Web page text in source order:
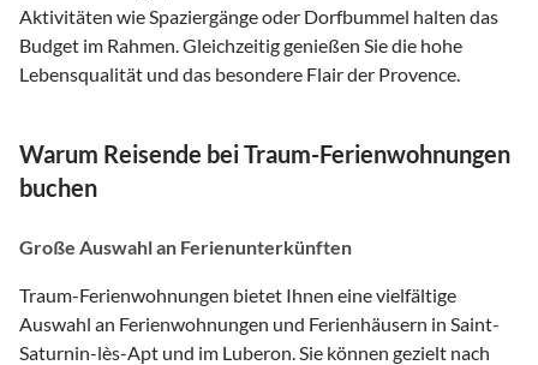
Aktivitäten wie Spaziergänge oder Dorfbummel halten das
Budget im Rahmen. Gleichzeitig genießen Sie die hohe
Lebensqualität und das besondere Flair der Provence.
Warum Reisende bei Traum-Ferienwohnungen
buchen
Große Auswahl an Ferienunterkünften
Traum-Ferienwohnungen bietet Ihnen eine vielfältige
Auswahl an Ferienwohnungen und Ferienhäusern in Saint-
Saturnin-lès-Apt und im Luberon. Sie können gezielt nach